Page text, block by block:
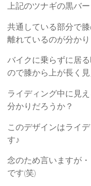
上記のツナギの黒バ
共通している部分で
離れているのが分か
バイクに乗らずに居
ので膝から上が長く
ライディング中に見
分かりだろうか？
このデザインはライ
す♪
念のため言いますが
です(笑)